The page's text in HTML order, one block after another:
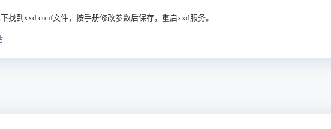
找到xxd.conf文件，按手册修改参数后保存，重启xxd服务。